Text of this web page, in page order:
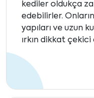
kediler oldukça
edebilirler.
yapıları ve uzun
ırkın dikkat çekici